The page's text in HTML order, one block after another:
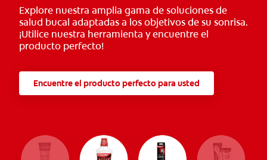
Explore nuestra amplia gama de soluciones de
salud bucal adaptadas a los objetivos de su sonrisa.
¡Utilice nuestra herramienta y encuentre el
producto perfecto!
Encuentre el producto perfecto para usted